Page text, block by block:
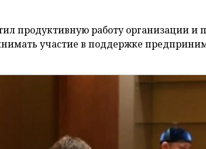
продуктивную работу организации и
участие в поддержке